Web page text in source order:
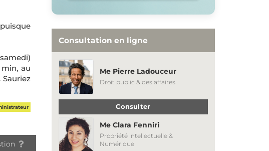
au
Consultation en ligne
Me Pierre Ladouceur
Droit public & des affaires
Consulter
Me Clara Fenniri
Propriété intellectuelle &
Numérique